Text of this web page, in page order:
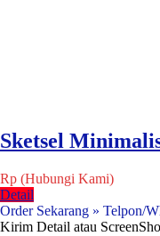
Sketsel
Rp (Hubungi Kami)
Detail
Order Sekarang » Telpon/
Kirim Detail atau